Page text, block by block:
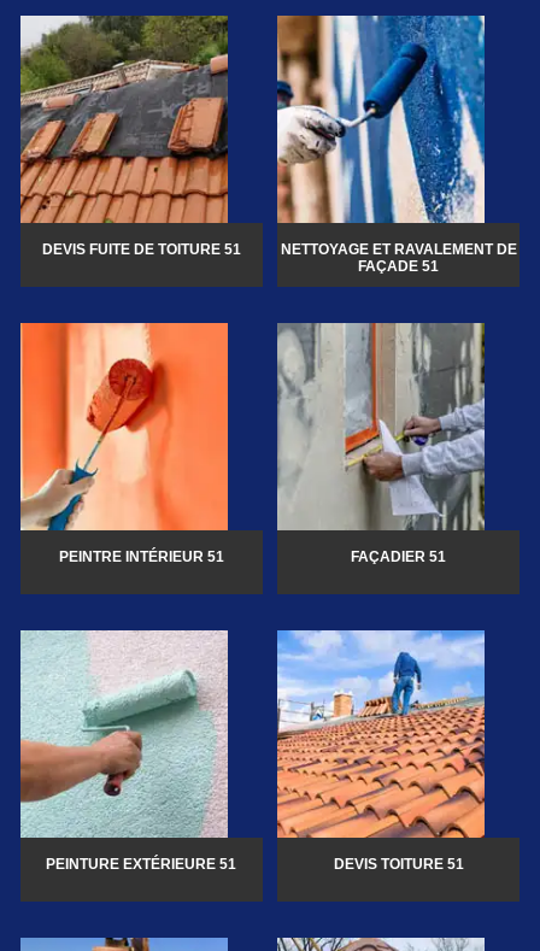
DEVIS FUITE DE TOITURE 51
NETTOYAGE ET RAVALEMENT DE
FAÇADE 51
PEINTRE INTÉRIEUR 51 FAÇADIER 51
PEINTURE EXTÉRIEURE 51 DEVIS TOITURE 51